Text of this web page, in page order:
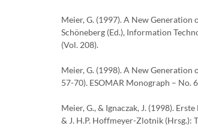
Meier, G. (1997). A New
Schöneberg (Ed.), Information
(Vol. 208).
Meier, G. (1998). A New
57-70). ESOMAR Monograph – No.
Meier, G., & Ignaczak, J. (1998).
& J. H.P. Hoffmeyer-Zlotnik (Hrsg.):